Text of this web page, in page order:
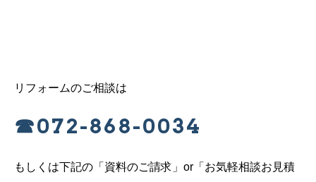
リフォームのご相談は
☎072-868-0034
もしくは下記の「資料のご請求」or「お気軽相談お見積